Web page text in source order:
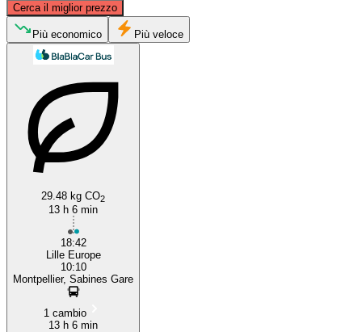
Cerca il miglior prezzo
Più economico Più veloce
29.48 kg CO2
13 h 6 min
18:42
Lille Europe
10:10
Montpellier, Sabines Gare
1 cambio
13 h 6 min